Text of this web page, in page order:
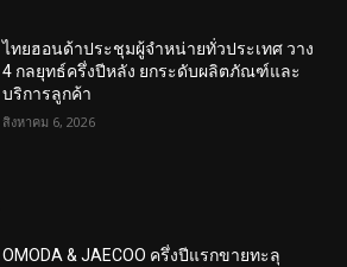
ไทยฮอนด้าประชุมผู้จำหน่ายทั่วประเทศ วาง
4 กลยุทธ์ครึ่งปีหลัง ยกระดับผลิตภัณฑ์และ
บริการลูกค้า
สิงหาคม 6, 2026
OMODA & JAECOO ครึ่งปีแรกขายทะลุ